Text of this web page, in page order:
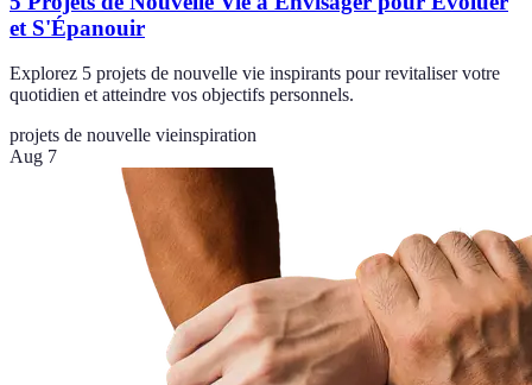
et S'Épanouir
Explorez 5 projets de nouvelle vie inspirants pour revitaliser votre
quotidien et atteindre vos objectifs personnels.
projets de nouvelle vieinspiration
Aug 7